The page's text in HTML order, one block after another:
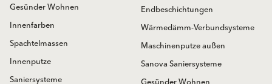
Gesünder Wohnen
Innenfarben
Spachtelmassen
Innenputze
Saniersysteme
Endbeschichtungen
Wärmedämm-Verbundsysteme
Maschinenputze außen
Sanova Saniersysteme